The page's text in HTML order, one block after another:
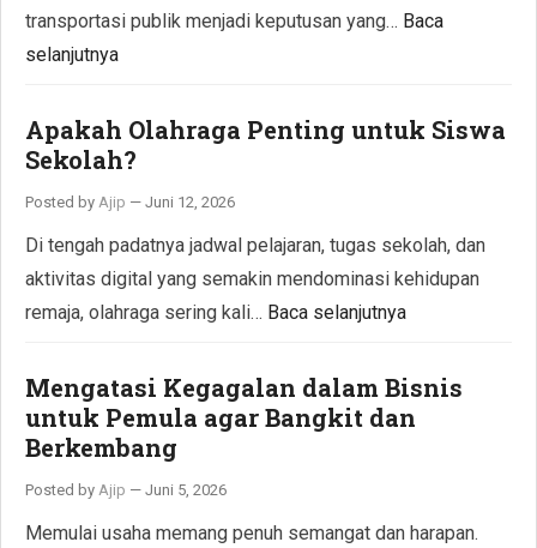
transportasi publik menjadi keputusan yang… Baca
selanjutnya
Apakah Olahraga Penting untuk Siswa
Sekolah?
Posted by Ajip — Juni 12, 2026
Di tengah padatnya jadwal pelajaran, tugas sekolah, dan
aktivitas digital yang semakin mendominasi kehidupan
remaja, olahraga sering kali… Baca selanjutnya
Mengatasi Kegagalan dalam Bisnis
untuk Pemula agar Bangkit dan
Berkembang
Posted by Ajip — Juni 5, 2026
Memulai usaha memang penuh semangat dan harapan.